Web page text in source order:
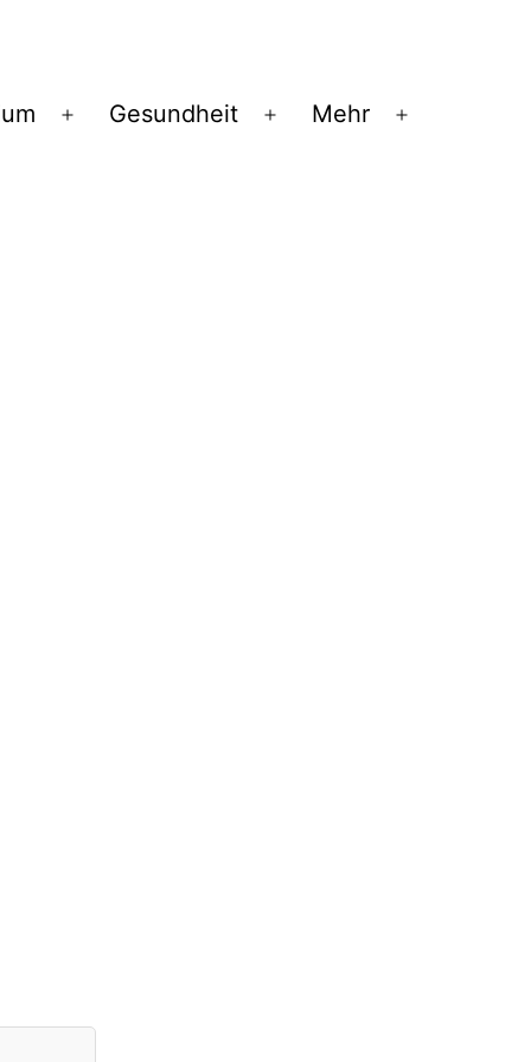
Menü
Gesundheit
Menü
Mehr